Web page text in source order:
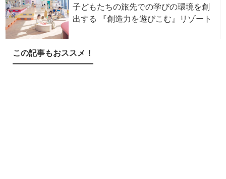
子どもたちの旅先での学びの環境を創
出する 『創造力を遊びこむ』リゾート
この記事もおススメ！